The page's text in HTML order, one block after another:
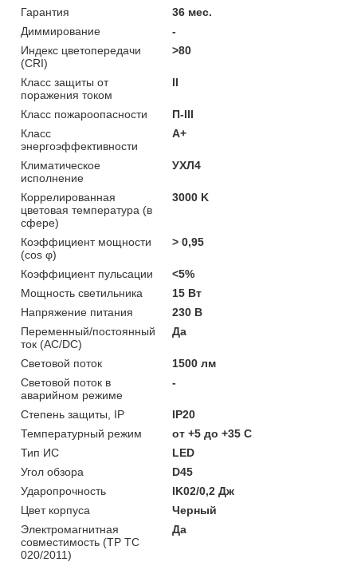
Гарантия
36 мес.
Диммирование
-
Индекс цветопередачи
(CRI)
>80
Класс защиты от
поражения током
II
Класс пожароопасности
П-ІІІ
Класс
энергоэффективности
A+
Климатическое
исполнение
УХЛ4
Коррелированная
цветовая температура (в
сфере)
3000 K
Коэффициент мощности
(cos φ)
> 0,95
Коэффициент пульсации
<5%
Мощность светильника
15 Вт
Напряжение питания
230 В
Переменный/постоянный
ток (AC/DC)
Да
Световой поток
1500 лм
Световой поток в
аварийном режиме
-
Степень защиты, IP
IP20
Температурный режим
от +5 до +35 C
Тип ИС
LED
Угол обзора
D45
Ударопрочность
IK02/0,2 Дж
Цвет корпуса
Черный
Электромагнитная
совместимость (ТР ТС
020/2011)
Да